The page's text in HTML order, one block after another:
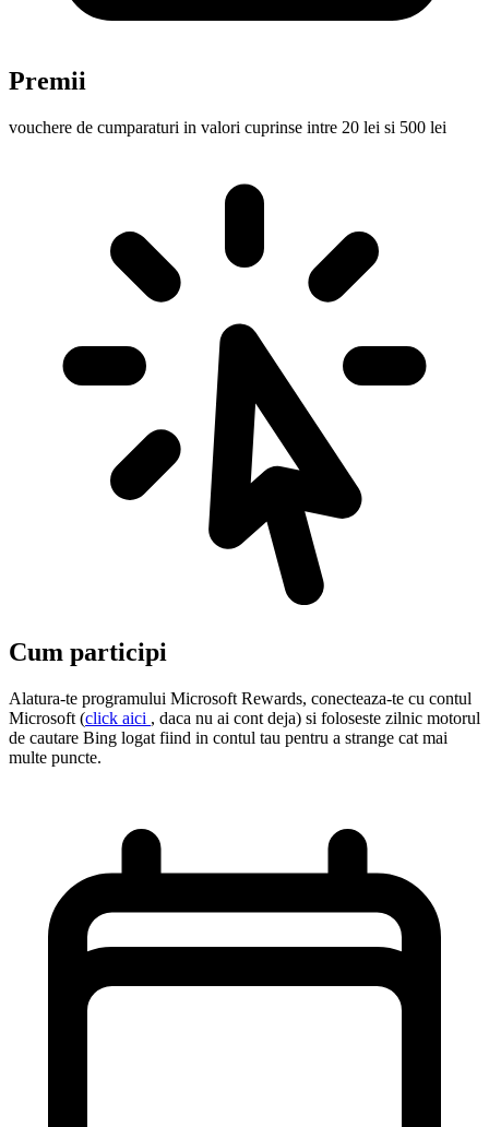
Premii
vouchere de cumparaturi in valori cuprinse intre 20 lei si 500 lei
Cum participi
Alatura-te programului Microsoft Rewards, conecteaza-te cu contul
Microsoft (click aici , daca nu ai cont deja) si foloseste zilnic motorul
de cautare Bing logat fiind in contul tau pentru a strange cat mai
multe puncte.